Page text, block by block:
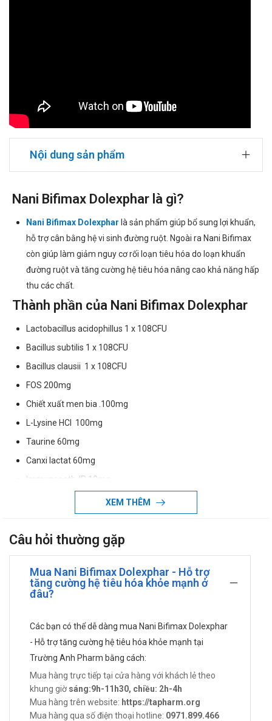
Nội dung sản phẩm
Nani Bifimax Dolexphar là gì?
Nani Bifimax Dolexphar là sản phẩm giúp bổ sung lợi khuẩn,
hỗ trợ cân bằng hệ vi sinh đường ruột. Ngoài ra Nani Bifimax
còn giúp làm giảm nguy cơ rối loạn tiêu hóa do loạn khuẩn
đường ruột và tăng cường hệ tiêu hóa nâng cao khả năng hấp
thu các chất.
Thành phần của Nani Bifimax Dolexphar
Lactobacillus acidophillus 1 x 108CFU
Bacillus subtilis 1 x 108CFU
Bacillus clausii 1 x 108CFU
FOS 200mg
Chiết xuất men bia .100mg
L-Lysine HCl 100mg
Taurine 60mg
Canxi lactat 60mg
Immunepath-IP 10mg
Kẽm gluconate 10mg
(Tương đương kẽm 1,43mg)
DHA 10% 2mg
Vitamin B5 1,6mg
Vitamin B2 0,5mg
Vitamin B1 0,3mg
Vitamin B12 0.6mcg
Dạng bào chế
Dung dịch uống
Rối loạn tiêu hóa là gì?
XEM THÊM
Câu hỏi thường gặp
Mua Nani Bifimax Dolexphar - Hỗ trợ
tăng cường hệ tiêu hóa khỏe mạnh ở
đâu?
Các bạn có thể dễ dàng mua Nani Bifimax Dolexphar
- Hỗ trợ tăng cường hệ tiêu hóa khỏe mạnh tại
Trường Anh Pharm bằng cách:
Mua hàng trực tiếp tại cửa hàng với khách lẻ theo
khung giờsáng:9h-11h30, chiều: 2h-4h
Mua hàng trên website: https://tapharm.org
Mua hàng qua số điện thoại hotline: 0971.899.466